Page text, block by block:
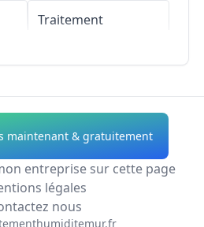
Traitement
Traitement
d'Humidité des
Murs Allier
Traitement
d'Humidité des
MursAlpes-de-
maintenant & gratuitement
entreprise sur cette page
légales
nous